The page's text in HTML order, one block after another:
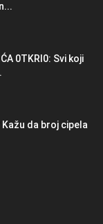
0TKRl0: Svi koji
da broj cipela